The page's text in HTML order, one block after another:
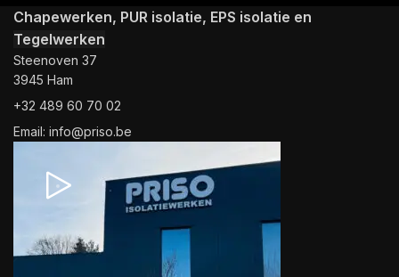
Chapewerken, PUR isolatie, EPS isolatie en
Tegelwerken
Steenoven 37
3945 Ham
+32 489 60 70 02
Email: info@priso.be